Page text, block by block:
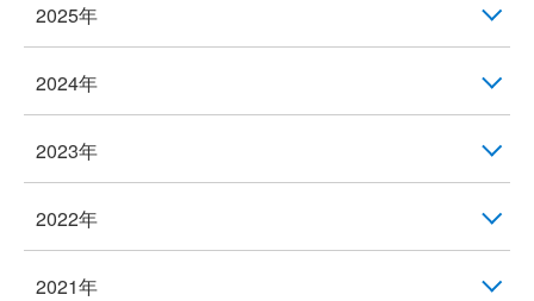
2025年
2024年
2023年
2022年
2021年